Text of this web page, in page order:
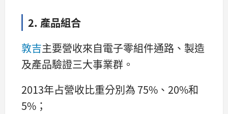
2. 產品組合
敦吉主要營收來自電子零組件通路、製造
及產品驗證三大事業群。
2013年占營收比重分別為 75%、20%和
5%；